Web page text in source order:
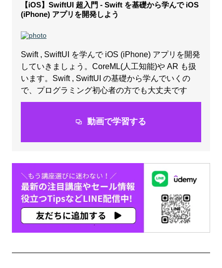
【iOS】SwiftUI 超入門 - Swift を基礎から学んで iOS
(iPhone) アプリを開発しよう
Swift , SwiftUI を学んで iOS (iPhone) アプリを開発
していきましょう。CoreML(人工知能)や AR も扱
います。Swift , SwiftUI の基礎から学んでいくの
で、プログラミング初心者の方でも大丈夫です
動画で学習する